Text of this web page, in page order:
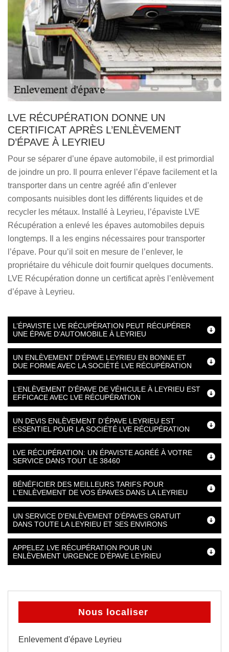
LVE RÉCUPÉRATION DONNE UN
CERTIFICAT APRÈS L’ENLÈVEMENT
D’ÉPAVE À LEYRIEU
Pour se séparer d’une épave automobile, il est primordial
de joindre un pro. Il pourra enlever l’épave facilement et la
transporter dans un centre agréé afin d’enlever
composants nuisibles dont les différents liquides et de
recycler les métaux. Installé à Leyrieu, l’épaviste LVE
Récupération a enlevé les épaves automobiles depuis
longtemps. Il a les engins nécessaires pour transporter
l’épave. Pour qu’il soit en mesure de l’enlever, le
propriétaire du véhicule doit fournir quelques documents.
LVE Récupération donne un certificat après l’enlèvement
d’épave à Leyrieu.
L’ÉPAVISTE LVE RÉCUPÉRATION PEUT RÉCUPÉRER
UNE ÉPAVE D’AUTOMOBILE À LEYRIEU
UN ENLÈVEMENT D’ÉPAVE LEYRIEU EN BONNE ET
DUE FORME AVEC LA SOCIÉTÉ LVE RÉCUPÉRATION
L’ENLÈVEMENT D’ÉPAVE DE VÉHICULE À LEYRIEU EST
EFFICACE AVEC LVE RÉCUPÉRATION
UN DEVIS ENLÈVEMENT D’ÉPAVE LEYRIEU EST
ESSENTIEL POUR LA SOCIÉTÉ LVE RÉCUPÉRATION
LVE RÉCUPÉRATION: UN ÉPAVISTE AGRÉÉ À VOTRE
SERVICE DANS TOUT LE 38460
BÉNÉFICIER DES MEILLEURS TARIFS POUR
L'ENLÈVEMENT DE VOS ÉPAVES DANS LA LEYRIEU
UN SERVICE D'ENLÈVEMENT D'ÉPAVES GRATUIT
DANS TOUTE LA LEYRIEU ET SES ENVIRONS
APPELEZ LVE RÉCUPÉRATION POUR UN
ENLÈVEMENT URGENCE D’ÉPAVE LEYRIEU
Nous localiser
Enlevement d'épave Leyrieu